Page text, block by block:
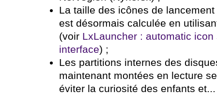
La taille des icônes de
est désormais calculée en
(voir LxLauncher : automatic
interface) ;
Les partitions internes des
maintenant montées en lecture
éviter la curiosité des enfants